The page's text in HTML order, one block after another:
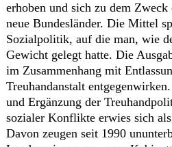
erhoben und sich zu dem
neue Bundesländer. Die Mittel
Sozialpolitik, auf die man, wie
Gewicht gelegt hatte. Die
im Zusammenhang mit
Treuhandanstalt
und Ergänzung der
sozialer Konflikte erwies sich
Davon zeugen seit 1990